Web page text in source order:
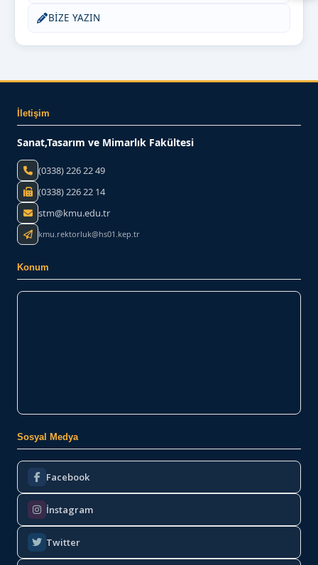
BİZE YAZIN
İletişim
Sanat,Tasarım ve Mimarlık Fakültesi
(0338) 226 22 49
(0338) 226 22 14
stm@kmu.edu.tr
kmu.rektorluk@hs01.kep.tr
Konum
Sosyal Medya
Facebook
İnstagram
Twitter